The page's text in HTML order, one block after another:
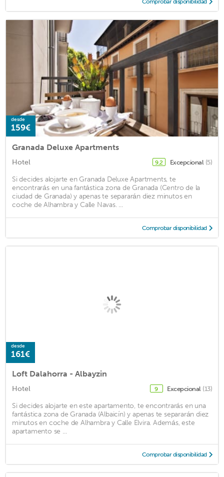
desde
159€
Granada Deluxe Apartments
Hotel 9,2 Excepcional (5)
Si decides alojarte en Granada Deluxe Apartments, te
encontrarás en una fantástica zona de Granada (Centro de la
ciudad de Granada) y apenas te separarán diez minutos en
coche de Alhambra y Calle Navas. ...
Comprobar disponibilidad
desde
161€
Loft Dalahorra - Albayzin
Hotel 9 Excepcional (13)
Si decides alojarte en este apartamento, te encontrarás en una
fantástica zona de Granada (Albaicín) y apenas te separarán diez
minutos en coche de Alhambra y Calle Elvira. Además, este
apartamento se ...
Comprobar disponibilidad